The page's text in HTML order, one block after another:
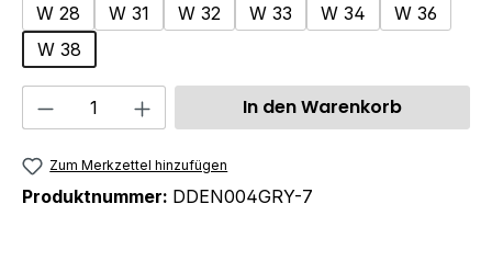
W 28
W 31 W 32 W 33 W 34
W 36
W 38
Produkt Anzahl: Gib denIn den Warenkorb
Zum Merkzettel hinzufügen
Produktnummer: DDEN004GRY-7